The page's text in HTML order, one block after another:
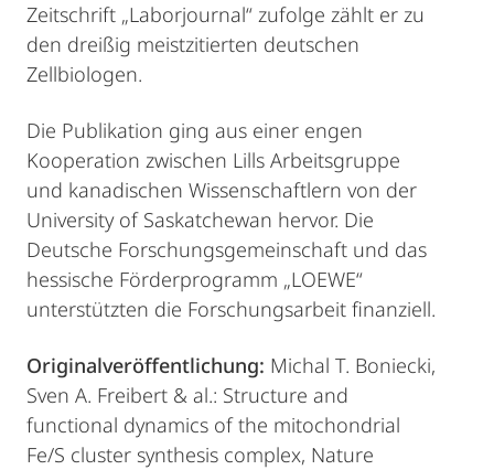
Zeitschrift „Laborjournal“ zufolge zählt er zu
den dreißig meistzitierten deutschen
Zellbiologen.
Die Publikation ging aus einer engen
Kooperation zwischen Lills Arbeitsgruppe
und kanadischen Wissenschaftlern von der
University of Saskatchewan hervor. Die
Deutsche Forschungsgemeinschaft und das
hessische Förderprogramm „LOEWE“
unterstützten die Forschungsarbeit finanziell.
Originalveröffentlichung: Michal T. Boniecki,
Sven A. Freibert & al.: Structure and
functional dynamics of the mitochondrial
Fe/S cluster synthesis complex, Nature